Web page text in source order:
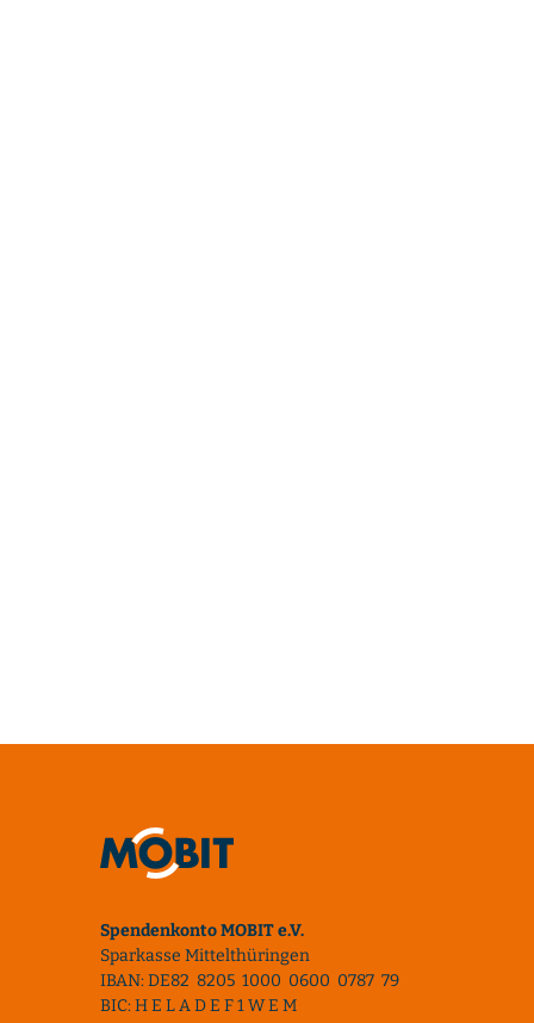
Spendenkonto MOBIT e.V.
Sparkasse Mittelthüringen
IBAN: DE82 8205 1000 0600 0787 79
BIC: H E L A D E F 1 W E M